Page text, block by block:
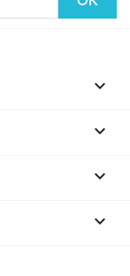



keyboard_arrow_down